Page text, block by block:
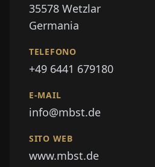
35578 Wetzlar
Germania
TELEFONO
+49 6441 679180
E-MAIL
info@mbst.de
SITO WEB
www.mbst.de